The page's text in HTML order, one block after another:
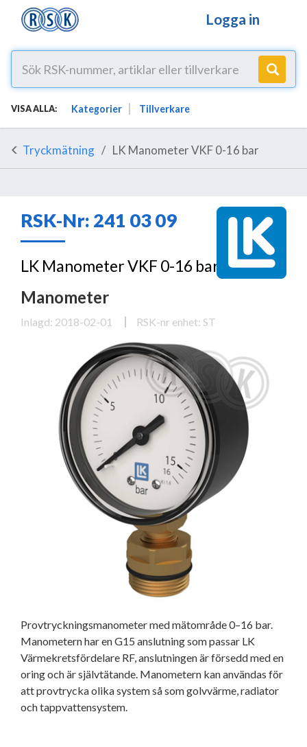
Logga in
VISA ALLA: Kategorier Tillverkare
Tryckmätning LK Manometer VKF 0-16 bar
RSK-Nr: 241 03 09
LK Manometer VKF 0-16 bar
Manometer
Inlagd: 2018-02-01 RSK-nr enhet: ST
Provtryckningsmanometer med mätområde 0–16 bar.
Manometern har en G15 anslutning som passar LK
Värmekretsfördelare RF, anslutningen är försedd med en
oring och är självtätande. Manometern kan användas för
att provtrycka olika system så som golvvärme, radiator
och tappvattensystem.